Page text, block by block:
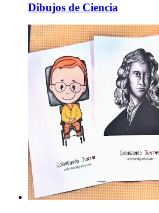
Dibujos de Ciencia